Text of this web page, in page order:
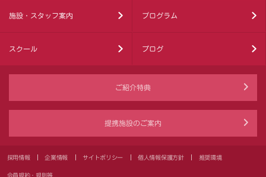
施設・スタッフ案内 プログラム
スクール ブログ
ご紹介特典
提携施設のご案内
採用情報 企業情報 サイトポリシー 個人情報保護方針 推奨環境
会員規約・規則等